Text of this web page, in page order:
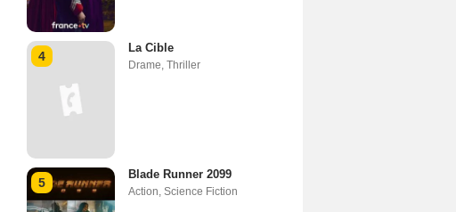
4
La Cible
Drame Thriller
5
Blade Runner 2099
Action Science Fiction